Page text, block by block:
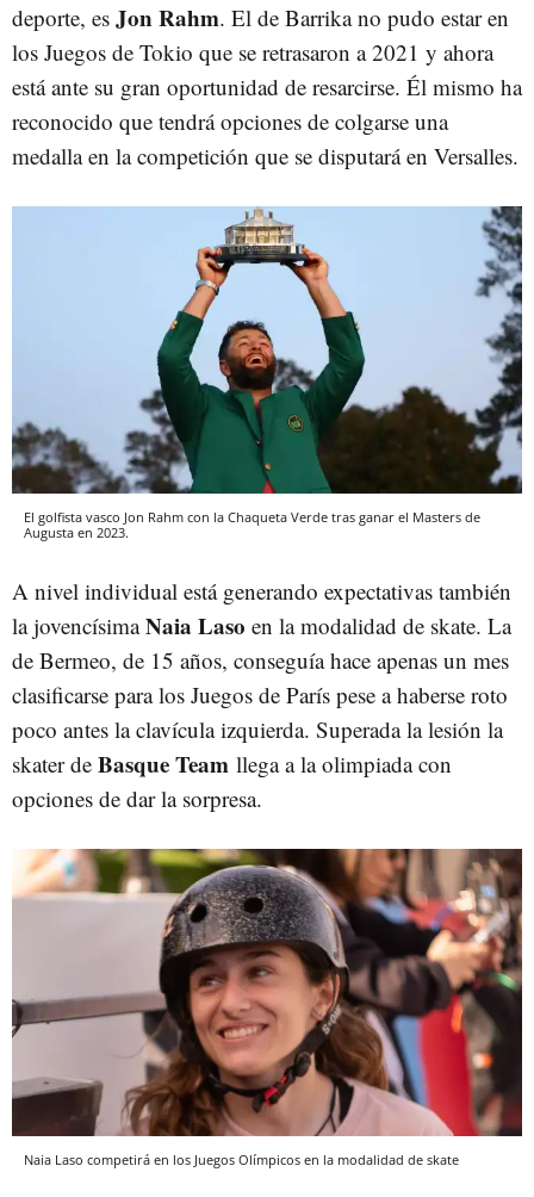
deporte, es Jon Rahm. El de Barrika no pudo estar en
los Juegos de Tokio que se retrasaron a 2021 y ahora
está ante su gran oportunidad de resarcirse. Él mismo ha
reconocido que tendrá opciones de colgarse una
medalla en la competición que se disputará en Versalles.
El golfista vasco Jon Rahm con la Chaqueta Verde tras ganar el Masters de
Augusta en 2023.
A nivel individual está generando expectativas también
la jovencísimaNaia Laso en la modalidad de skate. La
de Bermeo, de 15 años, conseguía hace apenas un mes
clasificarse para los Juegos de París pese a haberse roto
poco antes la clavícula izquierda. Superada la lesión la
skater de Basque Team llega a la olimpiada con
opciones de dar la sorpresa.
Naia Laso competirá en los Juegos Olímpicos en la modalidad de skate